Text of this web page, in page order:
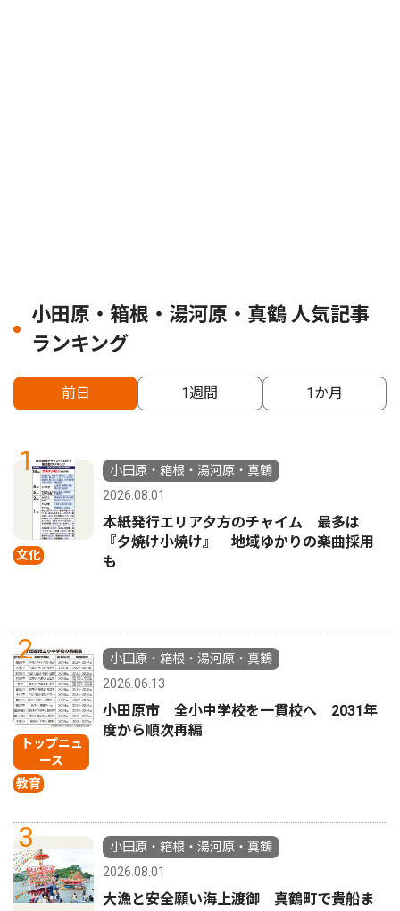
小田原・箱根・湯河原・真鶴 人気記事
ランキング
前日 1週間 1か月
1
文化
小田原・箱根・湯河原・真鶴
2026.08.01
本紙発行エリア夕方のチャイム 最多は
『夕焼け小焼け』 地域ゆかりの楽曲採用
も
2
トップニュ
ース
教育
小田原・箱根・湯河原・真鶴
2026.06.13
小田原市 全小中学校を一貫校へ 2031年
度から順次再編
3
小田原・箱根・湯河原・真鶴
2026.08.01
大漁と安全願い海上渡御 真鶴町で貴船ま